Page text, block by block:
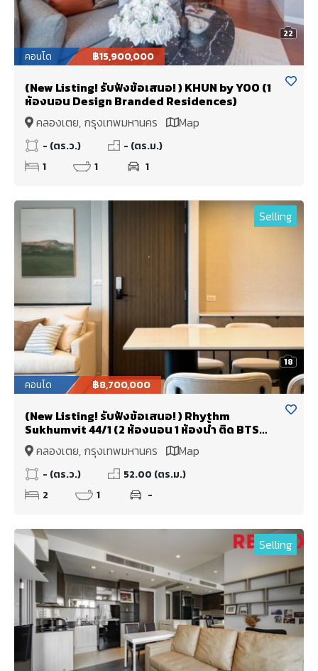
22
คอนโด ฿15,900,000
(New Listing! รับฟังข้อเสนอ! ) KHUN by YOO (1
ห้องนอน Design Branded Residences)
คลองเตย, กรุงเทพมหานคร
Map
- (ตร.ว.)
- (ตร.ม.)
1
1 1
18
Selling
คอนโด ฿8,700,000
(New Listing! รับฟังข้อเสนอ! ) Rhythm
Sukhumvit 44/1 (2 ห้องนอน 1 ห้องน้ำ ติด BTS
พระโขนง ขายพร้อมผู้เช่า รับรายได้ทันที!!
คลองเตย, กรุงเทพมหานคร Map
- (ตร.ว.)
52.00 (ตร.ม.)
2
1 -
Selling